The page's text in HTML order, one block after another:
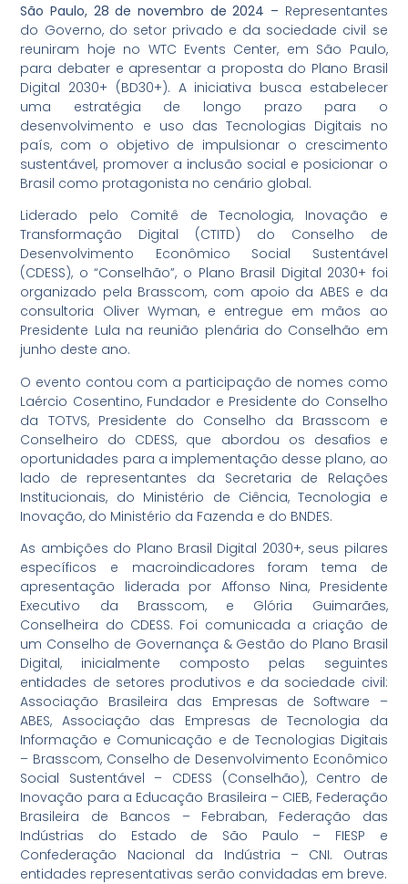
São Paulo, 28 de novembro de 2024 – Representantes
do Governo, do setor privado e da sociedade civil se
reuniram hoje no WTC Events Center, em São Paulo,
para debater e apresentar a proposta do Plano Brasil
Digital 2030+ (BD30+). A iniciativa busca estabelecer
uma estratégia de longo prazo para o
desenvolvimento e uso das Tecnologias Digitais no
país, com o objetivo de impulsionar o crescimento
sustentável, promover a inclusão social e posicionar o
Brasil como protagonista no cenário global.
Liderado pelo Comitê de Tecnologia, Inovação e
Transformação Digital (CTITD) do Conselho de
Desenvolvimento Econômico Social Sustentável
(CDESS), o “Conselhão”, o Plano Brasil Digital 2030+ foi
organizado pela Brasscom, com apoio da ABES e da
consultoria Oliver Wyman, e entregue em mãos ao
Presidente Lula na reunião plenária do Conselhão em
junho deste ano.
O evento contou com a participação de nomes como
Laércio Cosentino, Fundador e Presidente do Conselho
da TOTVS, Presidente do Conselho da Brasscom e
Conselheiro do CDESS, que abordou os desafios e
oportunidades para a implementação desse plano, ao
lado de representantes da Secretaria de Relações
Institucionais, do Ministério de Ciência, Tecnologia e
Inovação, do Ministério da Fazenda e do BNDES.
As ambições do Plano Brasil Digital 2030+, seus pilares
específicos e macroindicadores foram tema de
apresentação liderada por Affonso Nina, Presidente
Executivo da Brasscom, e Glória Guimarães,
Conselheira do CDESS. Foi comunicada a criação de
um Conselho de Governança & Gestão do Plano Brasil
Digital, inicialmente composto pelas seguintes
entidades de setores produtivos e da sociedade civil:
Associação Brasileira das Empresas de Software –
ABES, Associação das Empresas de Tecnologia da
Informação e Comunicação e de Tecnologias Digitais
– Brasscom, Conselho de Desenvolvimento Econômico
Social Sustentável – CDESS (Conselhão), Centro de
Inovação para a Educação Brasileira – CIEB, Federação
Brasileira de Bancos – Febraban, Federação das
Indústrias do Estado de São Paulo – FIESP e
Confederação Nacional da Indústria – CNI. Outras
entidades representativas serão convidadas em breve.